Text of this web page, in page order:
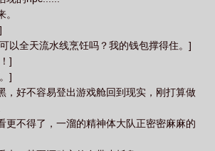
2.架空星际背景的古风全息网游，游戏设定含
经营向，副本刻画较少，小情侣萌宠贴贴多
3.非常喜欢哨向题材，唯爱体型差、高攻低
是自割腿肉，毛茸茸的小动物四面八方来！
情节后期占比少，内含npc刻画伪群像，主
时间跨度较大，作者笔力不稳定，前中后期
（3.24注）——预收：《我靠编织火爆星
期狂躁症的影响，星际居民普遍暴乱易怒。
连失眠都是家常便饭。漫长寿命带来的是乏
们抱着淡淡亖感的精神状态熬日子时。一位
以全天流水线烹饪吗？我的钱包撑得住。]
]
]
，好不容易登出游戏舱回到现实，刚打算做
更不得了，一溜的精神体大队正密密麻麻的